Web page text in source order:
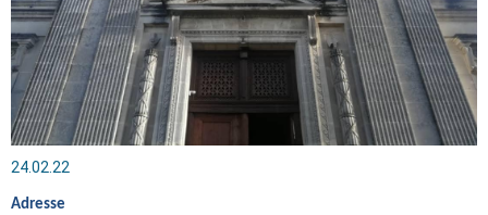
24.02.22
Adresse